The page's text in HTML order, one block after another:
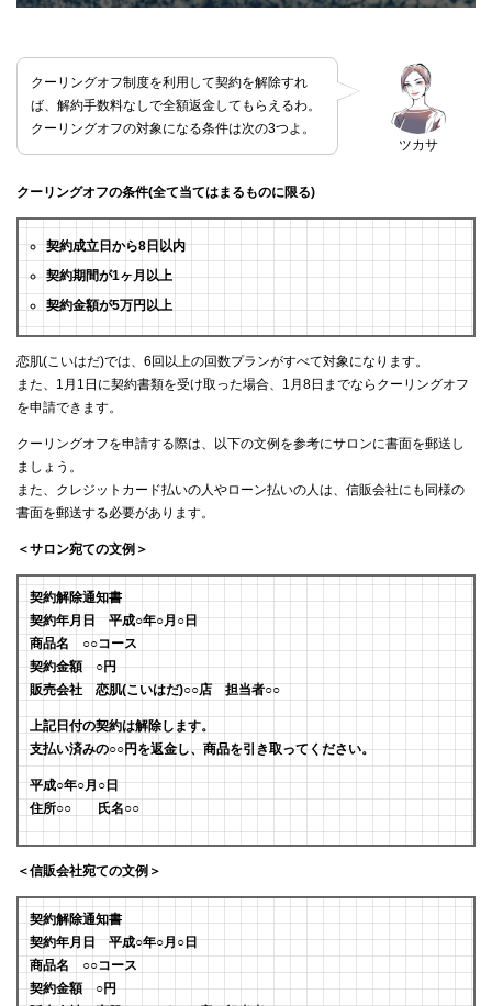
ツカサ
クーリングオフ制度を利用して契約を解除すれ
ば、解約手数料なしで全額返金してもらえるわ。
クーリングオフの対象になる条件は次の3つよ。
クーリングオフの条件(全て当てはまるものに限る)
契約成立日から8日以内
契約期間が1ヶ月以上
契約金額が5万円以上
恋肌(こいはだ)では、6回以上の回数プランがすべて対象になります。
また、1月1日に契約書類を受け取った場合、1月8日までならクーリングオフ
を申請できます。
クーリングオフを申請する際は、以下の文例を参考にサロンに書面を郵送し
ましょう。
また、クレジットカード払いの人やローン払いの人は、信販会社にも同様の
書面を郵送する必要があります。
＜サロン宛ての文例＞
契約解除通知書
契約年月日 平成○年○月○日
商品名 ○○コース
契約金額 ○円
販売会社 恋肌(こいはだ)○○店 担当者○○
上記日付の契約は解除します。
支払い済みの○○円を返金し、商品を引き取ってください。
平成○年○月○日
住所○○ 氏名○○
＜信販会社宛ての文例＞
契約解除通知書
契約年月日 平成○年○月○日
商品名 ○○コース
契約金額 ○円